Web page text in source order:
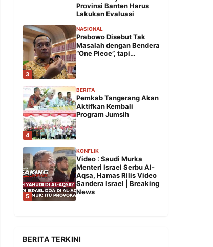
Provinsi Banten Harus
Lakukan Evaluasi
3
NASIONAL
Prabowo Disebut Tak
Masalah dengan Bendera
“One Piece”, tapi…
4
BERITA
Pemkab Tangerang Akan
Aktifkan Kembali
Program Jumsih
5
KONFLIK
Video : Saudi Murka
Menteri Israel Serbu Al-
Aqsa, Hamas Rilis Video
Sandera Israel | Breaking
News
BERITA TERKINI